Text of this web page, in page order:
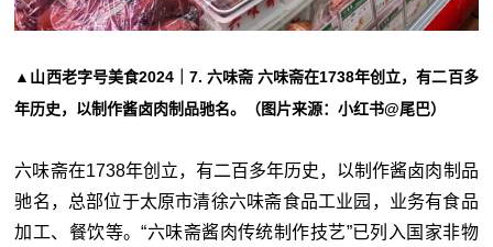
▲山西老字号美食2024｜7. 六味斋 六味斋在1738年创立，有二百多
年历史，以制作酱卤肉制品驰名。（图片来源：小红书@尾巴）
六味斋在1738年创立，有二百多年历史，以制作酱卤肉制品
驰名，总部位于太原市清徐六味斋食品工业园，业务有食品
加工、餐饮等。“六味斋酱肉传统制作技艺”已列入国家非物